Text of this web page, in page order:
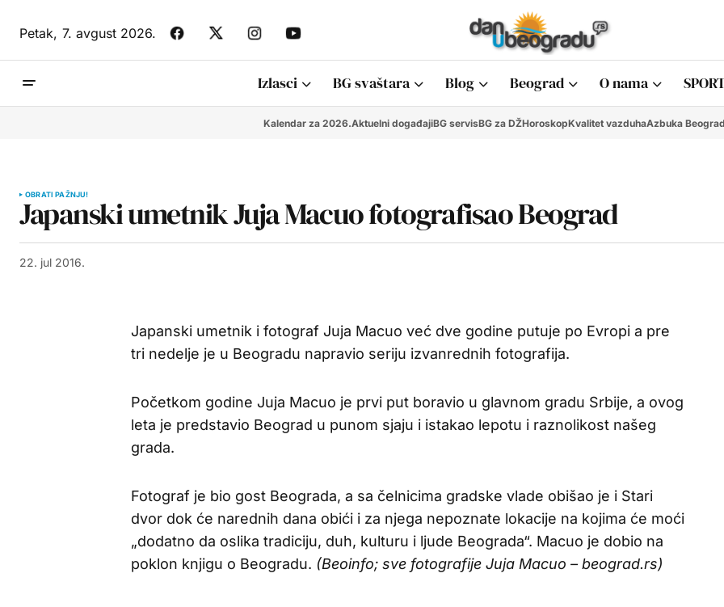
Petak,7. avgust 2026.
Izlasci BG svaštara Blog Beograd O nama
Kalendar za 2026.Aktuelni događajiBG servisBG za DŽHoroskopKvalitet vazduhaAzbuka
OBRATI PAŽNJU!
Japanski umetnik Juja Macuo fotografisao Beograd
22. jul 2016.
Japanski umetnik i fotograf Juja Macuo već dve godine putuje po Evropi a pre
tri nedelje je u Beogradu napravio seriju izvanrednih fotografija.
Početkom godine Juja Macuo je prvi put boravio u glavnom gradu Srbije, a ovog
leta je predstavio Beograd u punom sjaju i istakao lepotu i raznolikost našeg
grada.
Fotograf je bio gost Beograda, a sa čelnicima gradske vlade obišao je i Stari
dvor dok će narednih dana obići i za njega nepoznate lokacije na kojima će moći
„dodatno da oslika tradiciju, duh, kulturu i ljude Beograda“. Macuo je dobio na
poklon knjigu o Beogradu. (Beoinfo; sve fotografije Juja Macuo – beograd.rs)